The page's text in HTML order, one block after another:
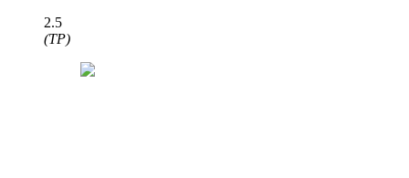
2.5
(TP)